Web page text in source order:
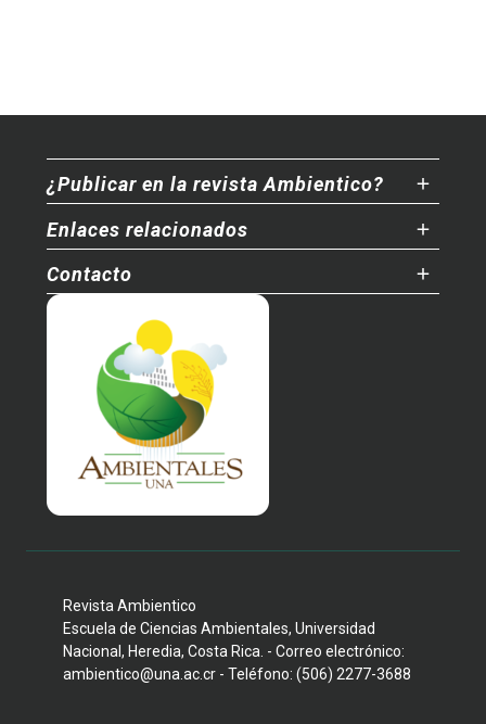
¿Publicar en la revista Ambientico?
Enlaces relacionados
Contacto
Revista Ambientico
Escuela de Ciencias Ambientales, Universidad
Nacional, Heredia, Costa Rica. - Correo electrónico:
ambientico@una.ac.cr - Teléfono: (506) 2277-3688